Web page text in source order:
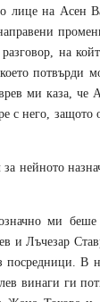
лице на Асен
на
потвърди
ми каза, че
с него, защото
нейното
ми
и Лъчезар
посредници. В
винаги ги